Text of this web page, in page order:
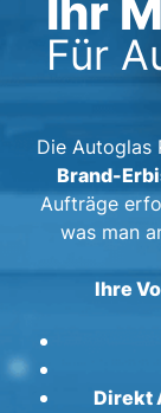
Für
Die Autoglas
Brand-
Aufträge
was man
Ihre
Direkt